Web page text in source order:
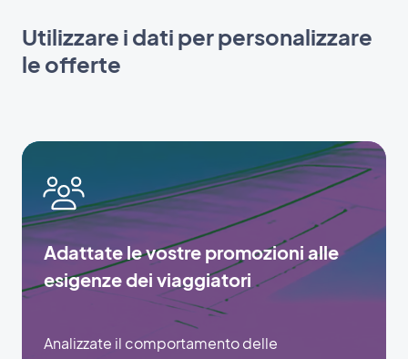
Utilizzare i dati per personalizzare
le offerte
Adattate le vostre promozioni alle
esigenze dei viaggiatori
Analizzate il comportamento delle